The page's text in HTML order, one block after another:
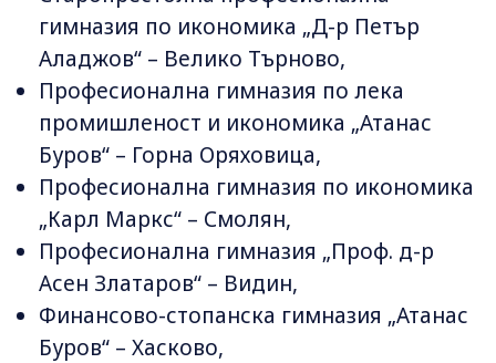
гимназия по икономика „Д-р Петър
Аладжов“ – Велико Търново,
Професионална гимназия по лека
промишленост и икономика „Атанас
Буров“ – Горна Оряховица,
Професионална гимназия по икономика
„Карл Маркс“ – Смолян,
Професионална гимназия „Проф. д-р
Асен Златаров“ – Видин,
Финансово-стопанска гимназия „Атанас
Буров“ – Хасково,